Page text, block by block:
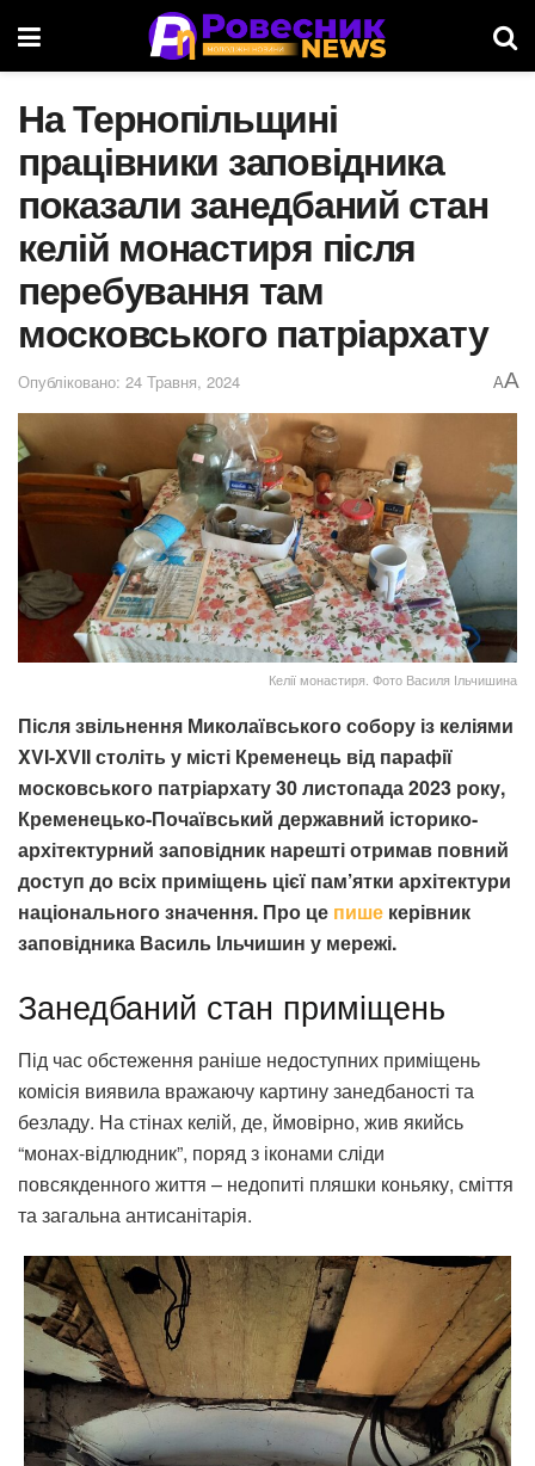
На Тернопільщині
працівники заповідника
показали занедбаний стан
келій монастиря після
перебування там
московського патріархату
Опубліковано: 24 Травня, 2024 AA
Келії монастиря. Фото Василя Ільчишина
Після звільнення Миколаївського собору із келіями
XVI-XVII століть у місті Кременець від парафії
московського патріархату 30 листопада 2023 року,
Кременецько-Почаївський державний історико-
архітектурний заповідник нарешті отримав повний
доступ до всіх приміщень цієї пам’ятки архітектури
національного значення. Про це пише керівник
заповідника Василь Ільчишин у мережі.
Занедбаний стан приміщень
Під час обстеження раніше недоступних приміщень
комісія виявила вражаючу картину занедбаності та
безладу. На стінах келій, де, ймовірно, жив якийсь
“монах-відлюдник”, поряд з іконами сліди
повсякденного життя – недопиті пляшки коньяку, сміття
та загальна антисанітарія.